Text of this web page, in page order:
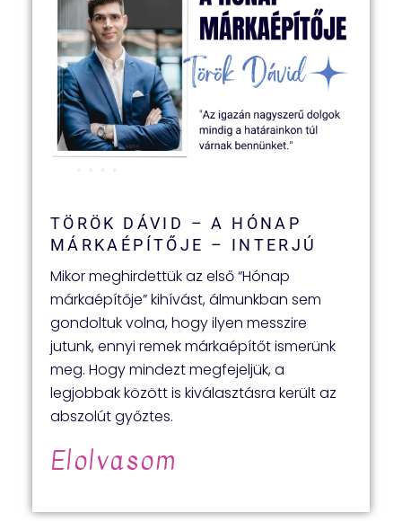
TÖRÖK DÁVID – A HÓNAP
MÁRKAÉPÍTŐJE – INTERJÚ
Mikor meghirdettük az első “Hónap
márkaépítője” kihívást, álmunkban sem
gondoltuk volna, hogy ilyen messzire
jutunk, ennyi remek márkaépítőt ismerünk
meg. Hogy mindezt megfejeljük, a
legjobbak között is kiválasztásra került az
abszolút győztes.
Elolvasom